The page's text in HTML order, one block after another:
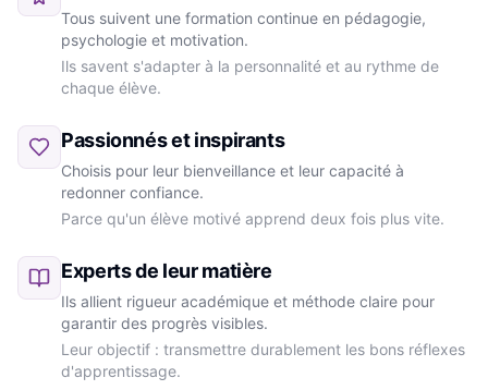
Tous suivent une formation continue en pédagogie,
psychologie et motivation.
Ils savent s'adapter à la personnalité et au rythme de
chaque élève.
Passionnés et inspirants
Choisis pour leur bienveillance et leur capacité à
redonner confiance.
Parce qu'un élève motivé apprend deux fois plus vite.
Experts de leur matière
Ils allient rigueur académique et méthode claire pour
garantir des progrès visibles.
Leur objectif : transmettre durablement les bons réflexes
d'apprentissage.